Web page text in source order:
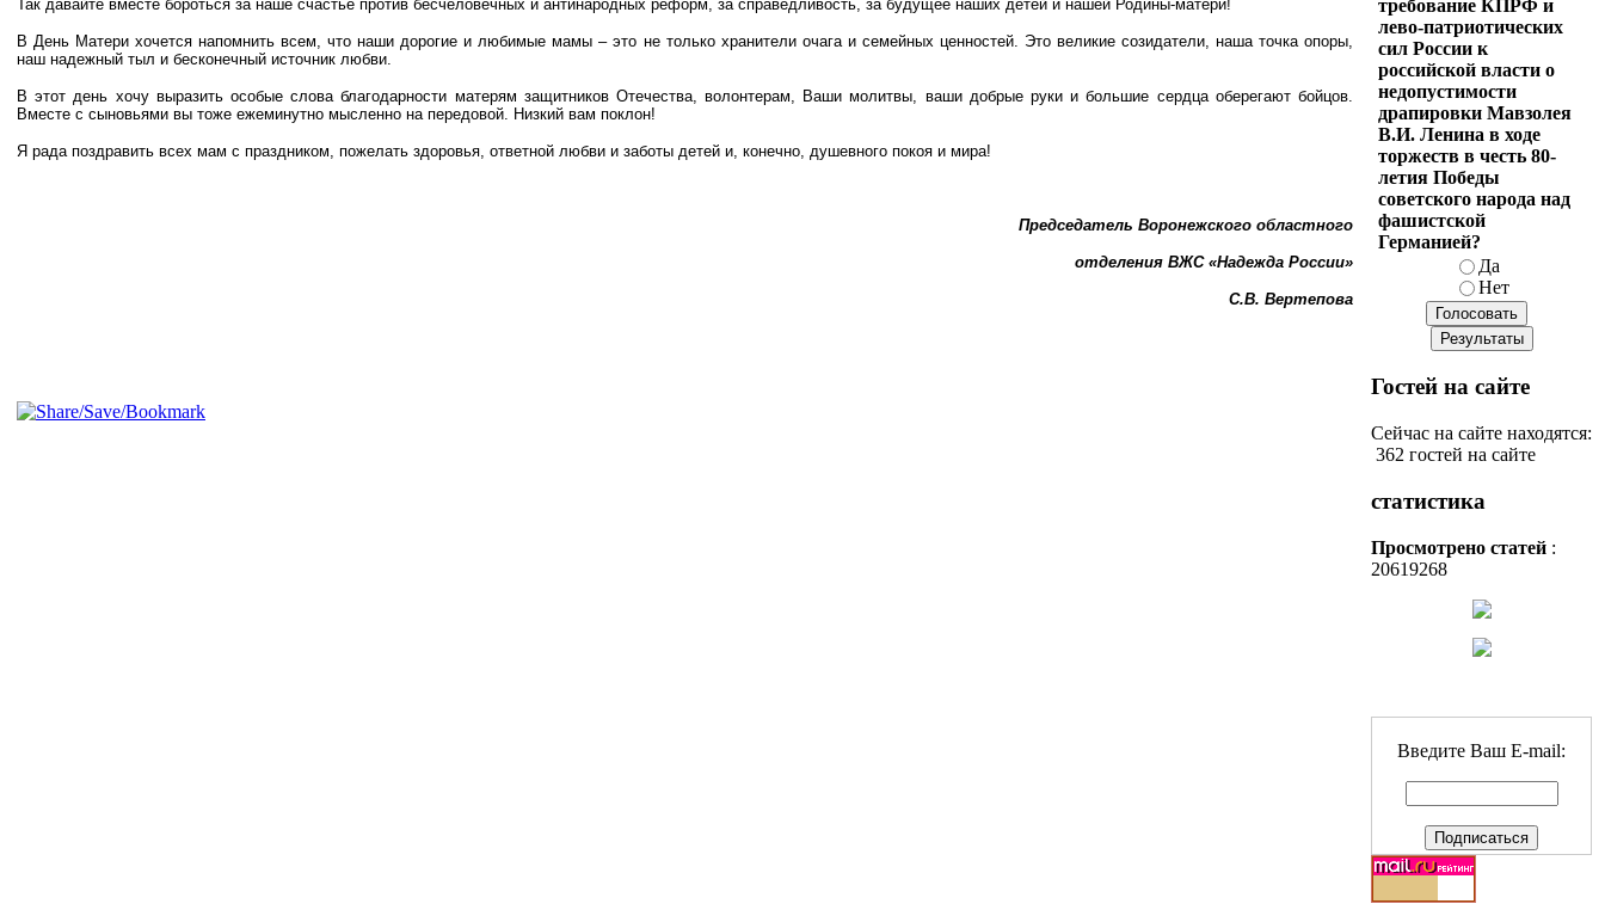
Так давайте вместе бороться за наше счастье против бесчеловечных и антинародных реформ, за справедливость, за будущее наших детей и нашей Родины-матери!
В День Матери хочется напомнить всем, что наши дорогие и любимые мамы – это не только хранители очага и семейных ценностей. Это великие созидатели, наша точка опоры,
наш надежный тыл и бесконечный источник любви.
В этот день хочу выразить особые слова благодарности матерям защитников Отечества, волонтерам, Ваши молитвы, ваши добрые руки и большие сердца оберегают бойцов.
Вместе с сыновьями вы тоже ежеминутно мысленно на передовой. Низкий вам поклон!
Я рада поздравить всех мам с праздником, пожелать здоровья, ответной любви и заботы детей и, конечно, душевного покоя и мира!
Председатель Воронежского областного
отделения ВЖС «Надежда России»
С.В. Вертепова
требование КПРФ и
лево-патриотических
сил России к
российской власти о
недопустимости
драпировки Мавзолея
В.И. Ленина в ходе
торжеств в честь 80-
летия Победы
советского народа над
фашистской
Германией?
Да
Нет
Гостей на сайте
Сейчас на сайте находятся:
362 гостей на сайте
статистика
Просмотрено статей :
20619268
Введите Ваш E-mail: